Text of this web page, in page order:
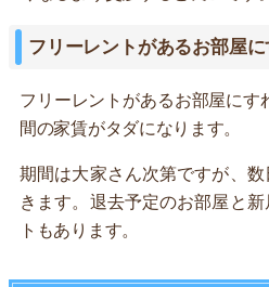
フリーレントがあるお部屋に
フリーレントがあるお部屋にす
間の家賃がタダになります。
期間は大家さん次第ですが、
きます。退去予定のお部屋と
トもあります。